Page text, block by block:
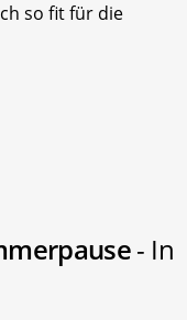
so fit für die
- In